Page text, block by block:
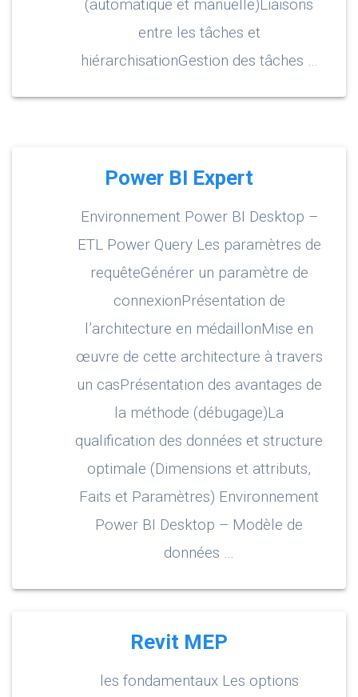
(automatique et manuelle)Liaisons
entre les tâches et
hiérarchisationGestion des tâches …
Power BI Expert
Environnement Power BI Desktop –
ETL Power Query Les paramètres de
requêteGénérer un paramètre de
connexionPrésentation de
l’architecture en médaillonMise en
œuvre de cette architecture à travers
un casPrésentation des avantages de
la méthode (débugage)La
qualification des données et structure
optimale (Dimensions et attributs,
Faits et Paramètres) Environnement
Power BI Desktop – Modèle de
données …
Revit MEP
les fondamentaux Les options